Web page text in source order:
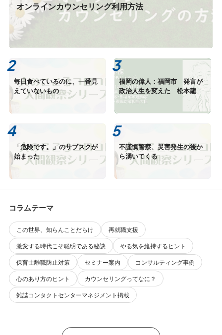
オンラインカウンセリング利用方法
毎日食べているのに、一番見
えていないもの
福岡の偉人：福岡市 発言が
政治人生を変えた 松本龍
「危険です。」のサブスクが
始まった
不謹慎警察、災害発生の後か
ら湧いてくる
コラムテーマ
この世界、知らんことだらけ
再就職支援
激変する時代こそ聡明である秘訣
やる気を維持するヒント
保育士離職防止対策
セミナー案内
コンサルティング事例
心のあり方のヒント
カウンセリングってなに？
雑誌コンタクトセンターマネジメント掲載